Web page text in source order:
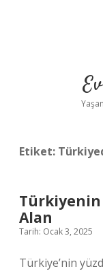
Etiket:
Türkiyenin
Alan
Tarih: Ocak 3, 2025
Türkiye’nin